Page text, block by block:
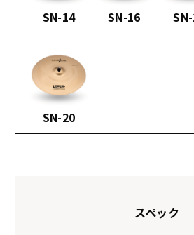
SN-14 SN-16
SN-20
スペック